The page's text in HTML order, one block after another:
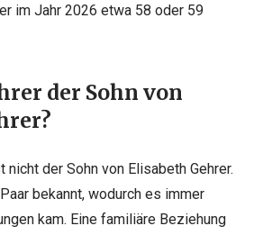
im Jahr 2026 etwa 58 oder 59
der Sohn von
nicht der Sohn von Elisabeth Gehrer.
bekannt, wodurch es immer
kam. Eine familiäre Beziehung